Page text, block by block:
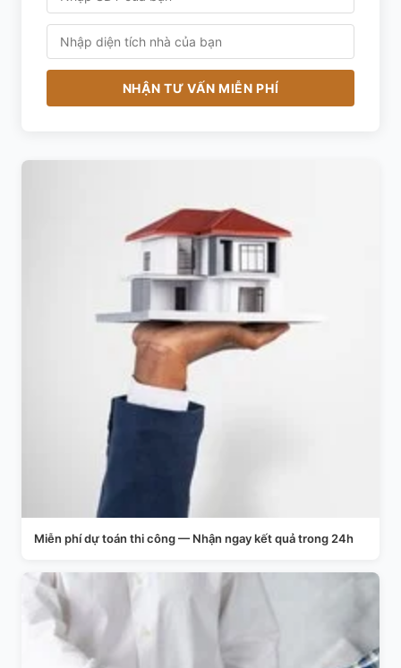
NHẬN TƯ VẤN MIỄN PHÍ
Miễn phí dự toán thi công — Nhận ngay kết quả trong 24h